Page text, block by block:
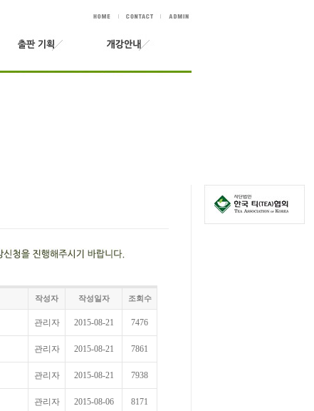
작성자 작성일자 조회수
관리자 2015-08-21 7476
관리자 2015-08-21 7861
관리자 2015-08-21 7938
관리자 2015-08-06 8171